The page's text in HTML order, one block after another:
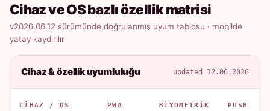
Cihaz ve OS bazlı özellik matrisi
v2026.06.12 sürümünde doğrulanmış uyum tablosu · mobilde
yatay kaydırılır
Cihaz & özellik uyumluluğu updated 12.06.2026
CIHAZ / OS PWA BIYOMETRIK PUSH